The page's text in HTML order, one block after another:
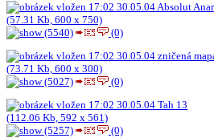
Absolut
(57.31 Kb, 600 x 750)
(5540)
(0)
zničená
(73.71 Kb, 600 x 300)
(5027)
(0)
Tah 13
(112.06 Kb, 592 x 561)
(5257)
(0)